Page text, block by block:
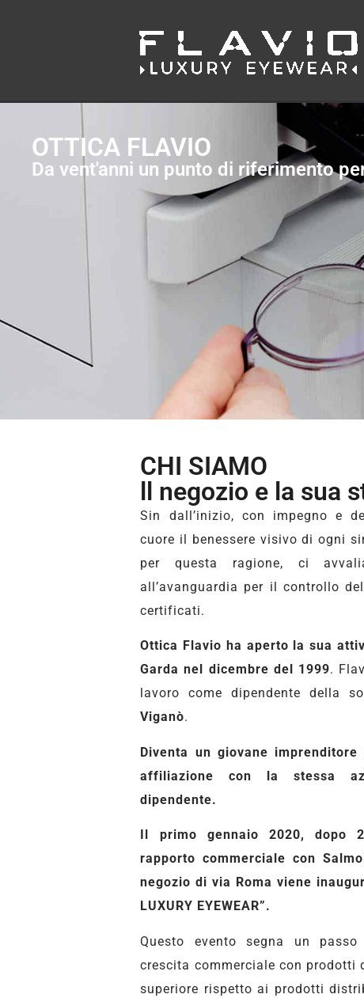
OTTICA FLAVIO
Da vent'anni un punto di riferimento
CHI SIAMO
ll negozio e la sua
Sin dall’inizio, con impegno e
cuore il benessere visivo di ogni
per questa ragione, ci
all’avanguardia per il controllo
certificati.
Ottica Flavio ha aperto la sua
Garda nel dicembre del 1999.
lavoro come dipendente della
Viganò.
Diventa un giovane
affiliazione con la stessa
dipendente.
Il primo gennaio 2020, dopo
rapporto commerciale con
negozio di via Roma viene
LUXURY EYEWEAR”.
Questo evento segna un
crescita commerciale con prodotti
superiore rispetto ai prodotti